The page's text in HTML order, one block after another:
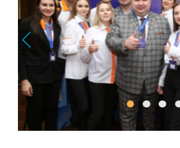
В колонном зале Луганской
Республики состоялось
«Территория новых
посвященное годовщине
команды президентской
«Россия – страна